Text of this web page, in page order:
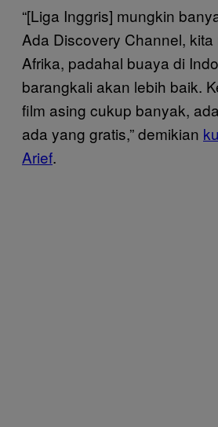
“[Liga Inggris] mungkin
Ada Discovery Channel,
Afrika, padahal buaya di
barangkali akan lebih baik.
film asing cukup banyak,
ada yang gratis,” demikian
Arief.